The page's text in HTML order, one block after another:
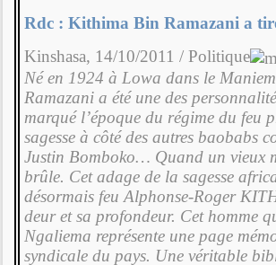
Rdc : Kithima Bin Ramazani a
Kinshasa, 14/10/2011 / Politique
Né en 1924 à Lowa dans le
Ramazani a été une des
marqué l’époque du régime du feu
sagesse à côté des autres baobabs
Justin Bomboko… Quand un vieux
brûle. Cet adage de la sagesse
désormais feu Alphonse-Roger
deur et sa profondeur. Cet homme
Ngaliema représente une page
syndicale du pays. Une véritable